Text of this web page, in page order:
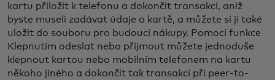
kartu přiložit k telefonu a dokončit transakci, aniž
byste museli zadávat údaje o kartě, a můžete si ji také
uložit do souboru pro budoucí nákupy. Pomocí funkce
Klepnutím odeslat nebo přijmout můžete jednoduše
klepnout kartou nebo mobilním telefonem na kartu
někoho jiného a dokončit tak transakci při peer-to-